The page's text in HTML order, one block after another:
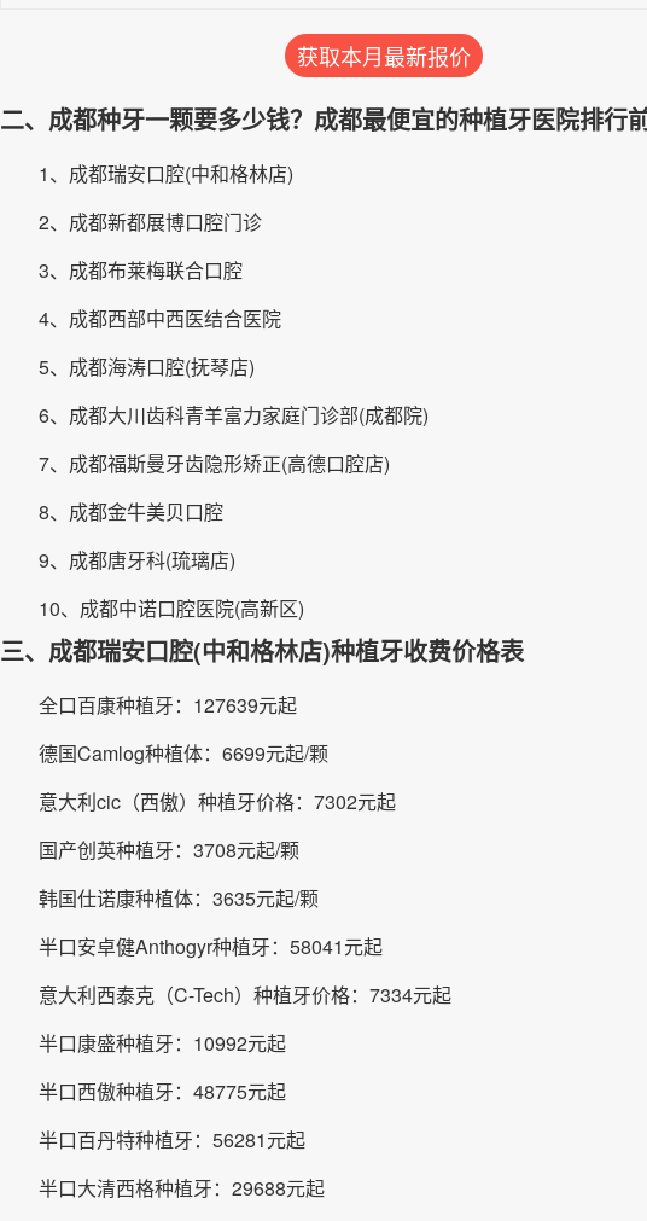
获取本月最新报价
二、成都种牙一颗要多少钱？成都最便宜的种植牙医院排行
1、成都瑞安口腔(中和格林店)
2、成都新都展博口腔门诊
3、成都布莱梅联合口腔
4、成都西部中西医结合医院
5、成都海涛口腔(抚琴店)
6、成都大川齿科青羊富力家庭门诊部(成都院)
7、成都福斯曼牙齿隐形矫正(高德口腔店)
8、成都金牛美贝口腔
9、成都唐牙科(琉璃店)
10、成都中诺口腔医院(高新区)
三、成都瑞安口腔(中和格林店)种植牙收费价格表
全口百康种植牙：127639元起
德国Camlog种植体：6699元起/颗
意大利cic（西傲）种植牙价格：7302元起
国产创英种植牙：3708元起/颗
韩国仕诺康种植体：3635元起/颗
半口安卓健Anthogyr种植牙：58041元起
意大利西泰克（C-Tech）种植牙价格：7334元起
半口康盛种植牙：10992元起
半口西傲种植牙：48775元起
半口百丹特种植牙：56281元起
半口大清西格种植牙：29688元起